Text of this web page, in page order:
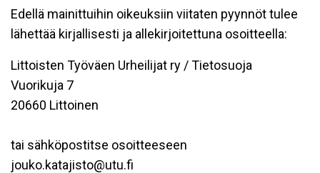
Edellä mainittuihin oikeuksiin viitaten pyynnöt tulee
lähettää kirjallisesti ja allekirjoitettuna osoitteella:
Littoisten Työväen Urheilijat ry / Tietosuoja
Vuorikuja 7
20660 Littoinen
tai sähköpostitse osoitteeseen
jouko.katajisto@utu.fi